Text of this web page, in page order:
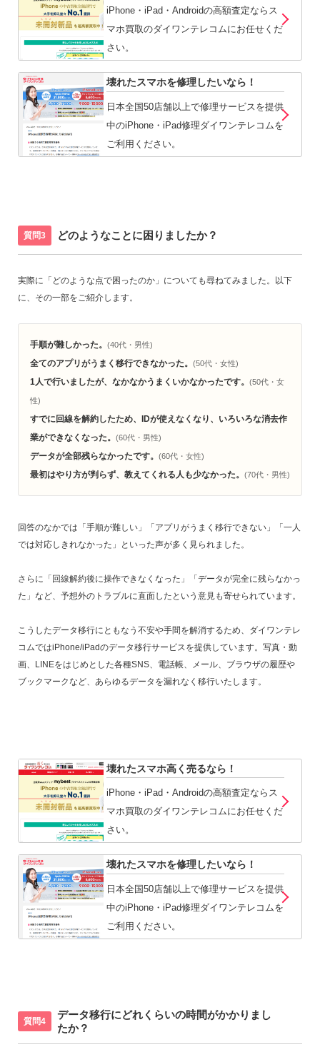
iPhone・iPad・Androidの高額査定ならス
マホ買取のダイワンテレコムにお任せくだ
さい。
壊れたスマホを修理したいなら！
日本全国50店舗以上で修理サービスを提供
中のiPhone・iPad修理ダイワンテレコムを
ご利用ください。
質問3 どのようなことに困りましたか？
実際に「どのような点で困ったのか」についても尋ねてみました。以下
に、その一部をご紹介します。
手順が難しかった。 (40代・男性)
全てのアプリがうまく移行できなかった。 (50代・女性)
1人で行いましたが、なかなかうまくいかなかったです。 (50代・女
性)
すでに回線を解約したため、IDが使えなくなり、いろいろな消去作
業ができなくなった。 (60代・男性)
データが全部残らなかったです。 (60代・女性)
最初はやり方が判らず、教えてくれる人も少なかった。 (70代・男性)
回答のなかでは「手順が難しい」「アプリがうまく移行できない」「一人
では対応しきれなかった」といった声が多く見られました。
さらに「回線解約後に操作できなくなった」「データが完全に残らなかっ
た」など、予想外のトラブルに直面したという意見も寄せられています。
こうしたデータ移行にともなう不安や手間を解消するため、ダイワンテレ
コムではiPhone/iPadのデータ移行サービスを提供しています。写真・動
画、LINEをはじめとした各種SNS、電話帳、メール、ブラウザの履歴や
ブックマークなど、あらゆるデータを漏れなく移行いたします。
壊れたスマホ高く売るなら！
iPhone・iPad・Androidの高額査定ならス
マホ買取のダイワンテレコムにお任せくだ
さい。
壊れたスマホを修理したいなら！
日本全国50店舗以上で修理サービスを提供
中のiPhone・iPad修理ダイワンテレコムを
ご利用ください。
質問4
データ移行にどれくらいの時間がかかりまし
たか？